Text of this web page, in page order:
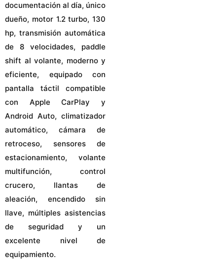
documentación al día, único
dueño, motor 1.2 turbo, 130
hp, transmisión automática
de 8 velocidades, paddle
shift al volante, moderno y
eficiente, equipado con
pantalla táctil compatible
con Apple CarPlay y
Android Auto, climatizador
automático, cámara de
retroceso, sensores de
estacionamiento, volante
multifunción, control
crucero, llantas de
aleación, encendido sin
llave, múltiples asistencias
de seguridad y un
excelente nivel de
equipamiento.